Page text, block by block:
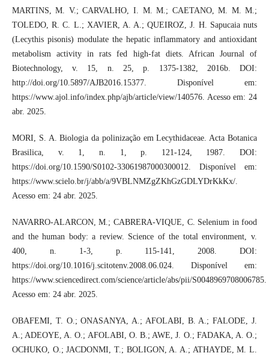
MARTINS, M. V.; CARVALHO, I. M. M.; CAETANO, M. M. M.;
TOLEDO, R. C. L.; XAVIER, A. A.; QUEIROZ, J. H. Sapucaia nuts
(Lecythis pisonis) modulate the hepatic inflammatory and antioxidant
metabolism activity in rats fed high-fat diets. African Journal of
Biotechnology, v. 15, n. 25, p. 1375-1382, 2016b. DOI:
http://doi.org/10.5897/AJB2016.15377. Disponível em:
https://www.ajol.info/index.php/ajb/article/view/140576. Acesso em: 24
abr. 2025.
MORI, S. A. Biologia da polinização em Lecythidaceae. Acta Botanica
Brasilica, v. 1, n. 1, p. 121-124, 1987. DOI:
https://doi.org/10.1590/S0102-33061987000300012. Disponível em:
https://www.scielo.br/j/abb/a/9VBLNMZgZKhGzGDLYDrKkKx/.
Acesso em: 24 abr. 2025.
NAVARRO-ALARCON, M.; CABRERA-VIQUE, C. Selenium in food
and the human body: a review. Science of the total environment, v.
400, n. 1-3, p. 115-141, 2008. DOI:
https://doi.org/10.1016/j.scitotenv.2008.06.024. Disponível em:
https://www.sciencedirect.com/science/article/abs/pii/S0048969708006785.
Acesso em: 24 abr. 2025.
OBAFEMI, T. O.; ONASANYA, A.; AFOLABI, B. A.; FALODE, J.
A.; ADEOYE, A. O.; AFOLABI, O. B.; AWE, J. O.; FADAKA, A. O.;
OCHUKO, O.; JACDONMI, T.; BOLIGON, A. A.; ATHAYDE, M. L.